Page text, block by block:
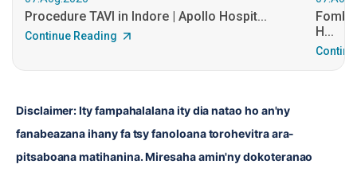
Procedure TAVI in Indore | Apollo Hospit...
Continue Reading
H...
Disclaimer: Ity fampahalalana ity dia natao ho an'ny
fanabeazana ihany fa tsy fanoloana torohevitra ara-
pitsaboana matihanina. Miresaha amin'ny dokoteranao